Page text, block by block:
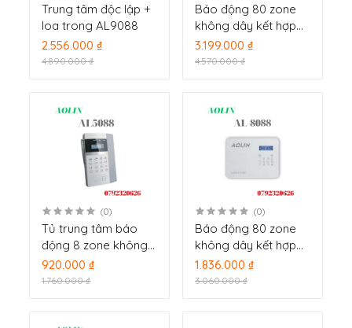
Trung tâm độc lập +
loa trong AL9088
2.556.000 ₫
4.890.000 ₫
Báo động 80 zone
không dây kết hợp
04 zone có dây
AL6088GSM
3.199.000 ₫
4.570.000 ₫
(0)
Tủ trung tâm báo
động 8 zone không
dây kết hợp 04 zone
có dây AL5088
920.000 ₫
1.760.000 ₫
(0)
Báo động 80 zone
không dây kết hợp
04 zone có dây AL-
8088
1.836.000 ₫
3.060.000 ₫